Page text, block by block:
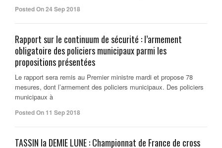
Posted On 24 Sep 2018
Rapport sur le continuum de sécurité : l’armement
obligatoire des policiers municipaux parmi les
propositions présentées
Le rapport sera remis au Premier ministre mardi et propose 78
mesures, dont l’armement des policiers municipaux. Des policiers
municipaux à
Posted On 11 Sep 2018
TASSIN la DEMIE LUNE : Championnat de France de cross